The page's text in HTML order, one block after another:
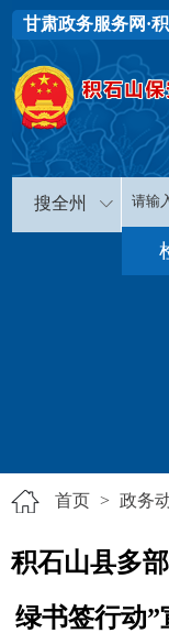
甘肃政务服务网·
搜全州
首页 > 政务
积石山县多
绿书签行动